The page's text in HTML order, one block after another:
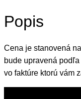
o
A
2
s
Popis
Cena je stanovená
bude upravená
vo faktúre ktorú vám